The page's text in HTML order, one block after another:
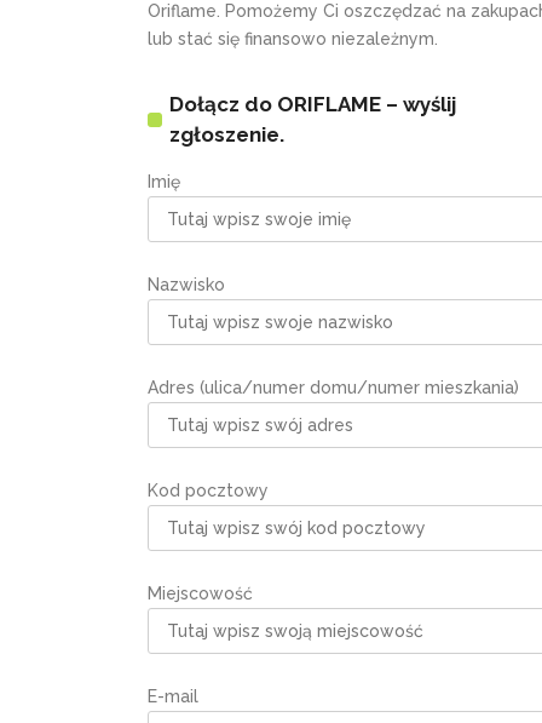
Oriflame. Pomożemy Ci oszczędzać na
lub stać się finansowo niezależnym.
Dołącz do ORIFLAME – wyślij
zgłoszenie.
Imię
Nazwisko
Adres (ulica/numer domu/numer mieszkania)
Kod pocztowy
Miejscowość
E-mail